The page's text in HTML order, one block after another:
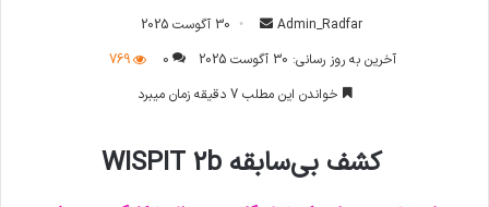
Admin_Radfar
ر
ا
ا
ی
30 آگوست 2025
آخرین به روز رسانی: 30 آگوست 2025
0
769
خواندن این مطلب 7 دقیقه زمان میبرد
کشف بی‌سابقه WISPIT 2b